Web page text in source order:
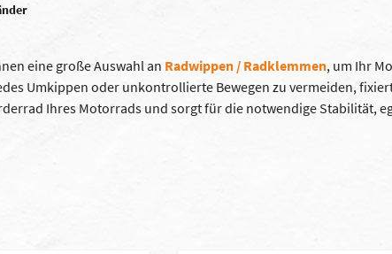
eine große Auswahl an Radwippen / Radklemmen, um Ihr
Umkippen oder unkontrollierte Bewegen zu vermeiden,
Ihres Motorrads und sorgt für die notwendige Stabilität,